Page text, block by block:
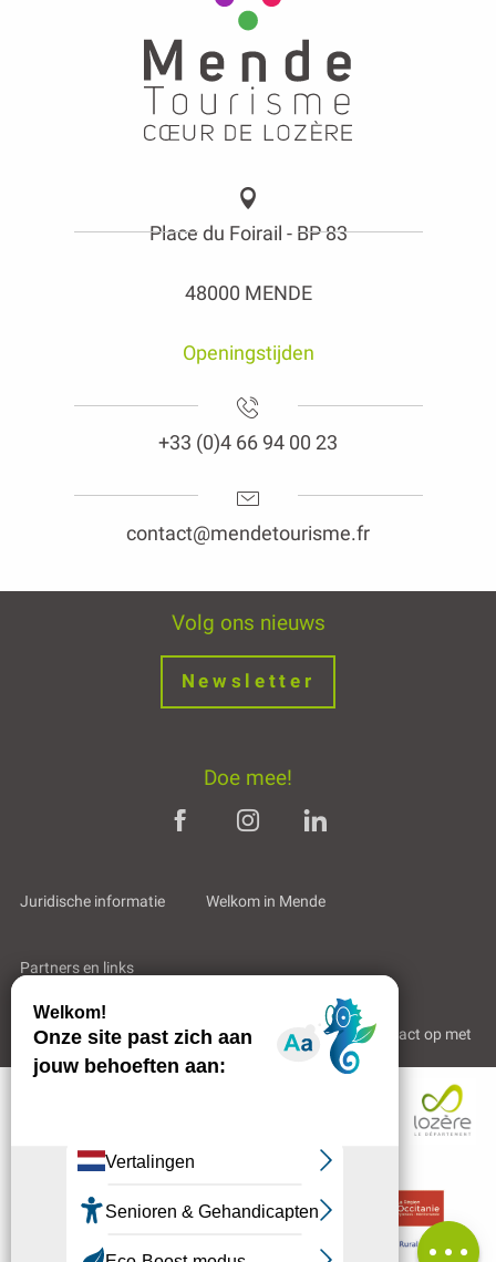
Uurroosters
per e-mail
Beoordelingen
Place du Foirail - BP 83
48000 MENDE
Openingstijden
+33 (0)4 66 94 00 23
contact@mendetourisme.fr
Volg ons nieuws
Newsletter
Doe mee!
Juridische informatie Welkom in Mende
Partners en links
Professioneel gebied Wie zijn wij? Neem contact op met